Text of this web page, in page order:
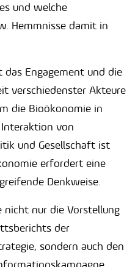
und welche
Hemmnisse damit in
Engagement und die
verschiedenster Akteure
die Bioökonomie in
von
und Gesellschaft ist
erfordert eine
Denkweise.
nicht nur die Vorstellung
der
sondern auch den